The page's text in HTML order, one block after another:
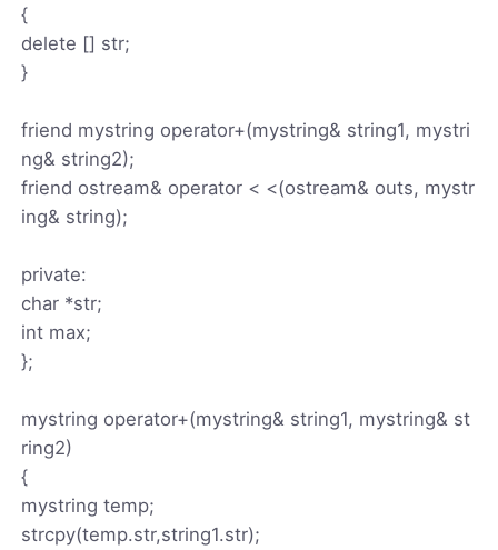
{
delete [] str;
}
friend mystring operator+(mystring& string1, mystri
ng& string2);
friend ostream& operator < <(ostream& outs, mystr
ing& string);
private:
char *str;
int max;
};
mystring operator+(mystring& string1, mystring& st
ring2)
{
mystring temp;
strcpy(temp.str,string1.str);